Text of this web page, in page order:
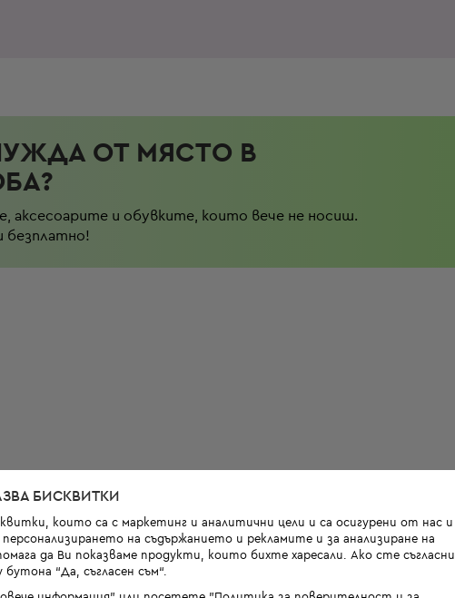
ОТ МЯСТО В
аксесоарите и обувките, които вече не носиш.
безплатно!
БИСКВИТКИ
които са с маркетинг и аналитични цели и са осигурени от нас и
на съдържанието и рекламите и за анализиране на
да Ви показваме продукти, които бихте харесали. Ако сте съгласни,
“Да, съгласен съм“.